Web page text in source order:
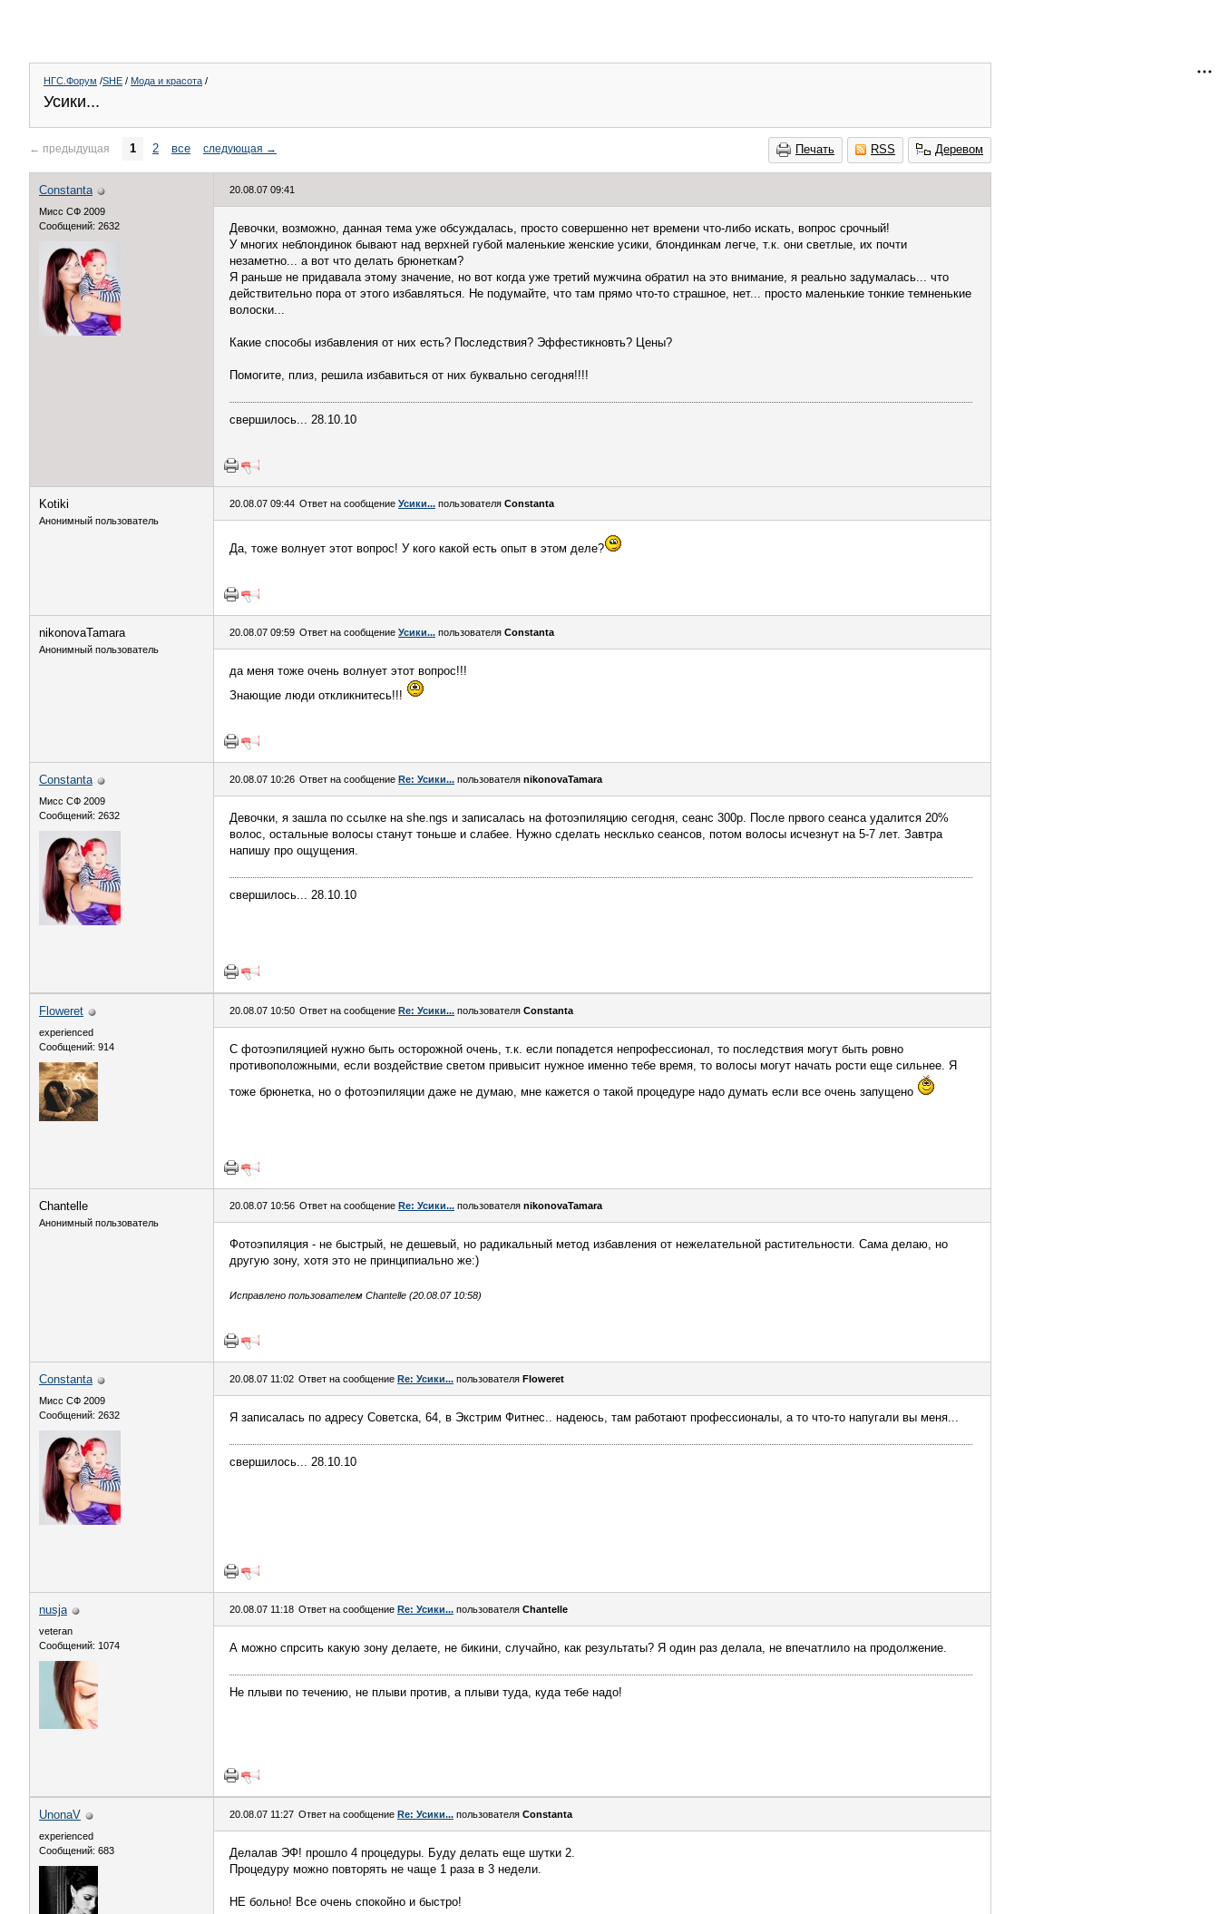
НГС.Форум /SHE / Мода и красота /
Усики...
Печать RSS Деревом
← предыдущая 1 2 все следующая →
Constanta
Мисс СФ 2009
Сообщений: 2632
20.08.07 09:41
Девочки, возможно, данная тема уже обсуждалась, просто совершенно нет времени что-либо искать, вопрос срочный!
У многих неблондинок бывают над верхней губой маленькие женские усики, блондинкам легче, т.к. они светлые, их почти
незаметно... а вот что делать брюнеткам?
Я раньше не придавала этому значение, но вот когда уже третий мужчина обратил на это внимание, я реально задумалась... что
действительно пора от этого избавляться. Не подумайте, что там прямо что-то страшное, нет... просто маленькие тонкие темненькие
волоски...
Какие способы избавления от них есть? Последствия? Эффестикновть? Цены?
Помогите, плиз, решила избавиться от них буквально сегодня!!!!
свершилось... 28.10.10
Kotiki
Анонимный пользователь
20.08.07 09:44 Ответ на сообщение Усики... пользователя Constanta
Да, тоже волнует этот вопрос! У кого какой есть опыт в этом деле?
nikonovaTamara
Анонимный пользователь
20.08.07 09:59 Ответ на сообщение Усики... пользователя Constanta
да меня тоже очень волнует этот вопрос!!!
Знающие люди откликнитесь!!!
Constanta
Мисс СФ 2009
Сообщений: 2632
20.08.07 10:26 Ответ на сообщение Re: Усики... пользователя nikonovaTamara
Девочки, я зашла по ссылке на she.ngs и записалась на фотоэпиляцию сегодня, сеанс 300р. После првого сеанса удалится 20%
волос, остальные волосы станут тоньше и слабее. Нужно сделать несклько сеансов, потом волосы исчезнут на 5-7 лет. Завтра
напишу про ощущения.
свершилось... 28.10.10
Floweret
experienced
Сообщений: 914
20.08.07 10:50 Ответ на сообщение Re: Усики... пользователя Constanta
С фотоэпиляцией нужно быть осторожной очень, т.к. если попадется непрофессионал, то последствия могут быть ровно
противоположными, если воздействие светом привысит нужное именно тебе время, то волосы могут начать рости еще сильнее. Я
тоже брюнетка, но о фотоэпиляции даже не думаю, мне кажется о такой процедуре надо думать если все очень запущено
Chantelle
Анонимный пользователь
20.08.07 10:56 Ответ на сообщение Re: Усики... пользователя nikonovaTamara
Фотоэпиляция - не быстрый, не дешевый, но радикальный метод избавления от нежелательной растительности. Сама делаю, но
другую зону, хотя это не принципиально же:)
Исправлено пользователем Chantelle (20.08.07 10:58)
Constanta
Мисс СФ 2009
Сообщений: 2632
20.08.07 11:02 Ответ на сообщение Re: Усики... пользователя Floweret
Я записалась по адресу Советска, 64, в Экстрим Фитнес.. надеюсь, там работают профессионалы, а то что-то напугали вы меня...
свершилось... 28.10.10
nusja
veteran
Сообщений: 1074
20.08.07 11:18 Ответ на сообщение Re: Усики... пользователя Chantelle
А можно спрсить какую зону делаете, не бикини, случайно, как результаты? Я один раз делала, не впечатлило на продолжение.
Не плыви по течению, не плыви против, а плыви туда, куда тебе надо!
UnonaV
experienced
Сообщений: 683
20.08.07 11:27 Ответ на сообщение Re: Усики... пользователя Constanta
Делалав ЭФ! прошло 4 процедуры. Буду делать еще шутки 2.
Процедуру можно повторять не чаще 1 раза в 3 недели.
НЕ больно! Все очень спокойно и быстро!